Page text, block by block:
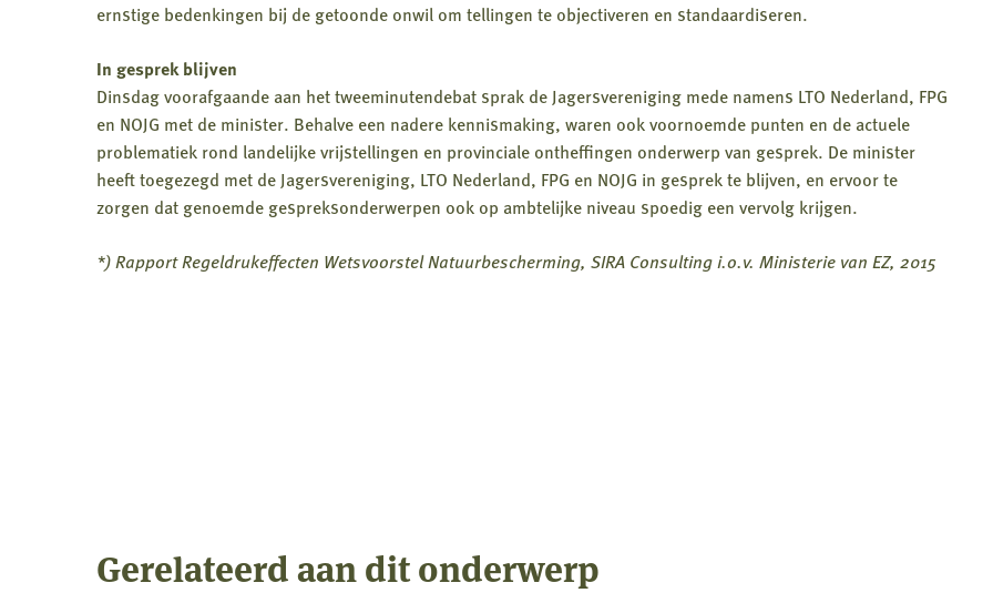
ernstige bedenkingen bij de getoonde onwil om tellingen te objectiveren en standaardiseren.
In gesprek blijven
Dinsdag voorafgaande aan het tweeminutendebat sprak de Jagersvereniging mede namens LTO Nederland, FPG
en NOJG met de minister. Behalve een nadere kennismaking, waren ook voornoemde punten en de actuele
problematiek rond landelijke vrijstellingen en provinciale ontheffingen onderwerp van gesprek. De minister
heeft toegezegd met de Jagersvereniging, LTO Nederland, FPG en NOJG in gesprek te blijven, en ervoor te
zorgen dat genoemde gespreksonderwerpen ook op ambtelijke niveau spoedig een vervolg krijgen.
*) Rapport Regeldrukeffecten Wetsvoorstel Natuurbescherming, SIRA Consulting i.o.v. Ministerie van EZ, 2015
Gerelateerd aan dit onderwerp